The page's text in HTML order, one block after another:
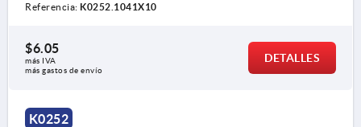
Referencia: K0252.1041X10
$6.05
más IVA
más gastos de envío
DETALLES
K0252